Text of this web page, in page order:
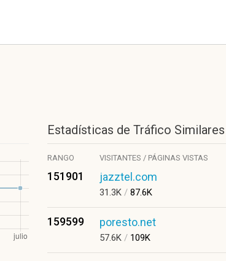
Estadísticas de Tráfico Similares
RANGO VISITANTES / PÁGINAS VISTAS
151901 jazztel.com
31.3K / 87.6K
159599 poresto.net
57.6K / 109K